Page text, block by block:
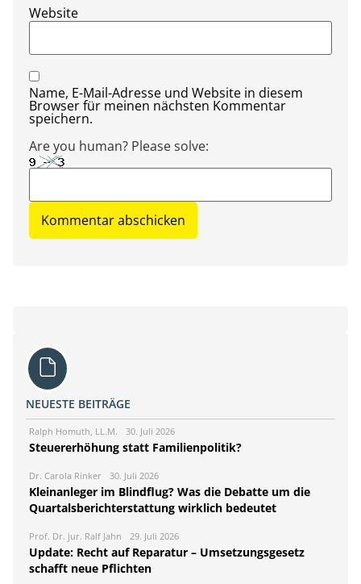
Website
Name, E-Mail-Adresse und Website in diesem
Browser für meinen nächsten Kommentar
speichern.
Are you human? Please solve:
NEUESTE BEITRÄGE
Ralph Homuth, LL.M. 30. Juli 2026
Steuererhöhung statt Familienpolitik?
Dr. Carola Rinker 30. Juli 2026
Kleinanleger im Blindflug? Was die Debatte um die
Quartalsberichterstattung wirklich bedeutet
Prof. Dr. jur. Ralf Jahn 29. Juli 2026
Update: Recht auf Reparatur – Umsetzungsgesetz
schafft neue Pflichten